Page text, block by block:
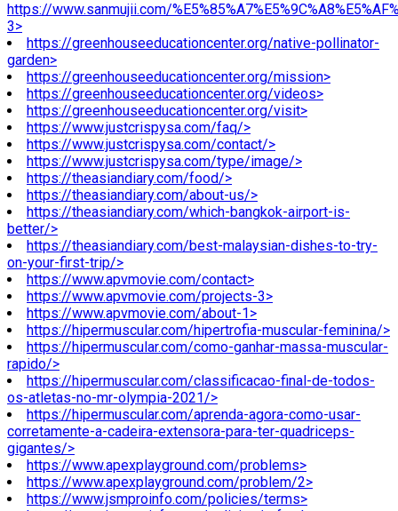
https://www.sanmujii.com/
3>
https://greenhouseeducationcenter.org/native-pollinator-
garden>
https://greenhouseeducationcenter.org/mission>
https://greenhouseeducationcenter.org/videos>
https://greenhouseeducationcenter.org/visit>
https://www.justcrispysa.com/faq/>
https://www.justcrispysa.com/contact/>
https://www.justcrispysa.com/type/image/>
https://theasiandiary.com/food/>
https://theasiandiary.com/about-us/>
https://theasiandiary.com/which-bangkok-airport-is-
better/>
https://theasiandiary.com/best-malaysian-dishes-to-try-
on-your-first-trip/>
https://www.apvmovie.com/contact>
https://www.apvmovie.com/projects-3>
https://www.apvmovie.com/about-1>
https://hipermuscular.com/hipertrofia-muscular-feminina/>
https://hipermuscular.com/como-ganhar-massa-muscular-
rapido/>
https://hipermuscular.com/classificacao-final-de-todos-
os-atletas-no-mr-olympia-2021/>
https://hipermuscular.com/aprenda-agora-como-usar-
corretamente-a-cadeira-extensora-para-ter-quadriceps-
gigantes/>
https://www.apexplayground.com/problems>
https://www.apexplayground.com/problem/2>
https://www.jsmproinfo.com/policies/terms>